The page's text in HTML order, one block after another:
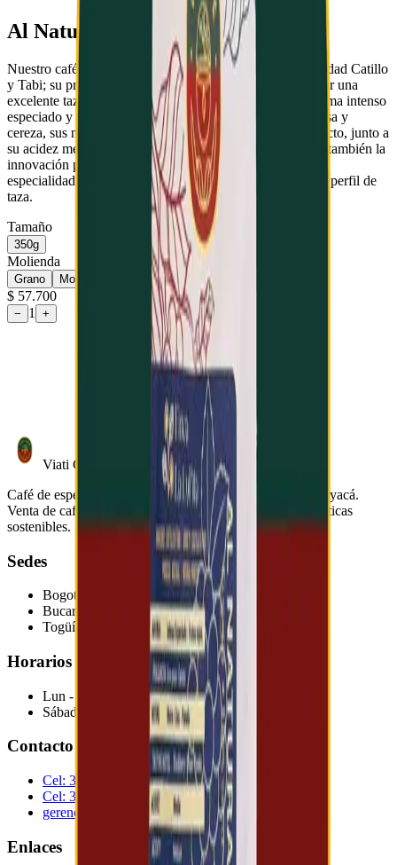
Al Natural
Nuestro café del municipio de Togüí, Boyacá, es de variedad Catillo
y Tabi; su proceso natural, llevan a la experiencia de tomar una
excelente taza de café, que se caracteriza por tener un aroma intenso
especiado y a frutos rojos. Además, su fragancia a uva pasa y
cereza, sus notas a mora, uva y panela, son el punto perfecto, junto a
su acidez media. Este es un café que lleva tradición, pero también la
innovación para que, usted tenga en su mesa, un café de
especialidad de amplias carcaterísticas y con un excelente perfil de
taza.
Tamaño
350g
Molienda
Grano Molido
$ 57.700
− 1 +
Viati Café
Café de especialidad colombiano, originario de Togüí, Boyacá.
Venta de cafés de origen, reconocimiento a orígenes, prácticas
sostenibles.
Sedes
Bogotá
Cr 88b # 127 a - 38
Bucaramanga
Calle 30 # 14-48
Togüí - Boyacá
Finca La Lupita, Vereda Manga
Horarios
Lun - Vie
8am - 8pm
Sábado
Contacto
Cel: 319 320 74 52
Cel: 320 441 85 11
gerencia@agroambientec.com
Enlaces